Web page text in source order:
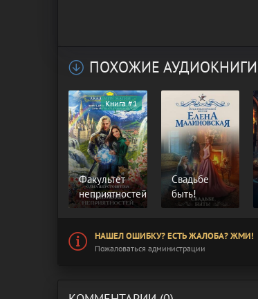
ПОХОЖИЕ АУДИОКНИГИ
Факультет
неприятностей
Книга #1
Свадьбе
быть!
НАШЕЛ ОШИБКУ? ЕСТЬ ЖАЛОБА? ЖМИ!
Пожаловаться администрации